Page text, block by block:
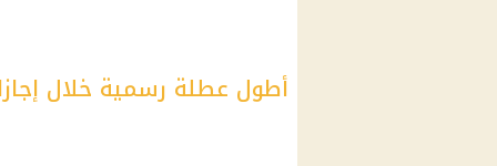
أطول عطلة رسمية خلال